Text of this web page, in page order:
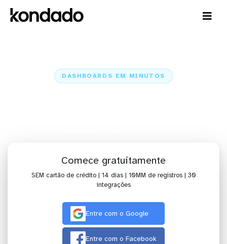
DASHBOARDS EM MINUTOS
Comece gratuitamente
SEM cartão de crédito | 14 dias | 10MM de registros | 30
integrações
Entre com o Google
Entre com o Facebook